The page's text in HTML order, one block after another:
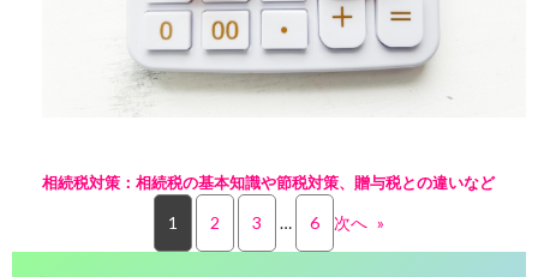
相続税対策：相続税の基本知識や節税対策、贈与税との違いなど
1 2 3 … 6 次へ »